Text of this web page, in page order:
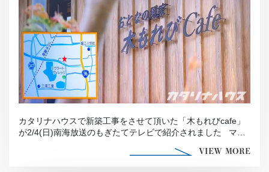
カタリナハウスで新築工事をさせて頂いた「木もれびcafe」
が2/4(日)南海放送のもぎたてテレビで紹介されました マス
VIEW MORE